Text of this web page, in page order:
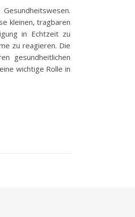
kleinen, tragbaren
in Echtzeit zu
zu reagieren. Die
gesundheitlichen
wichtige Rolle in